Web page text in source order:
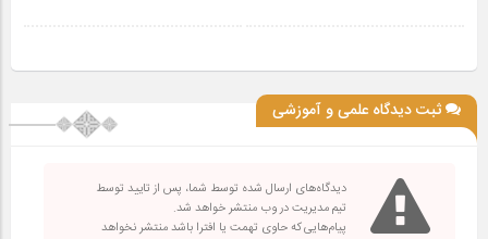
ثبت دیدگاه علمی و آموزشی
دیدگاه‌های ارسال شده توسط شما، پس از تایید توسط
تیم مدیریت در وب منتشر خواهد شد.
پیام‌هایی که حاوی تهمت یا افترا باشد منتشر نخواهد